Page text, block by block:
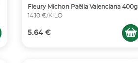
Fleury Michon Paëlla Valenciana 400g
14,10 €/KILO
5.64 €